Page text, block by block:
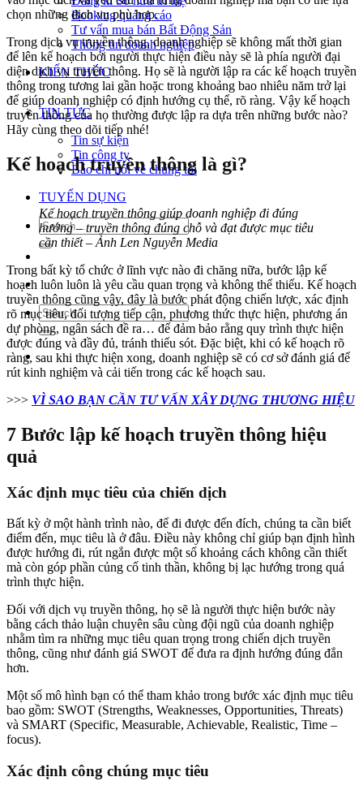
Booking quảng cáo
Tư vấn mua bán Bất Động Sản
Thông tin doanh nghiệp
KIẾN THỨC
TIN TỨC
Tin sự kiện
Tin công ty
Báo chí nói về chúng tôi
TUYỂN DỤNG
chọn những dịch vụ phù hợp.
Trong dịch vụ truyền thông, doanh nghiệp sẽ không mất thời gian
để lên kế hoạch bởi người thực hiện điều này sẽ là phía người đại
diện dịch vụ truyền thông. Họ sẽ là người lập ra các kế hoạch truyền
thông trong tương lai gần hoặc trong khoảng bao nhiêu năm trở lại
để giúp doanh nghiệp có định hướng cụ thể, rõ ràng. Vậy kế hoạch
truyền thông của họ thường được lập ra dựa trên những bước nào?
Hãy cùng theo dõi tiếp nhé!
Kế hoạch truyền thông là gì?
Kế hoạch truyền thông giúp doanh nghiệp đi đúng
hướng – truyền thông đúng chỗ và đạt được mục tiêu
cần thiết – Ảnh Len Nguyễn Media
Trong bất kỳ tổ chức ở lĩnh vực nào đi chăng nữa, bước lập kế
hoạch luôn luôn là yêu cầu quan trọng và không thể thiếu. Kế hoạch
truyền thông cũng vậy, đây là bước phát động chiến lược, xác định
rõ mục tiêu, đối tượng tiếp cận, phương thức thực hiện, phương án
dự phòng, ngân sách đề ra… để đảm bảo rằng quy trình thực hiện
được đúng và đầy đủ, tránh thiếu sót. Đặc biệt, khi có kế hoạch rõ
ràng, sau khi thực hiện xong, doanh nghiệp sẽ có cơ sở đánh giá để
rút kinh nghiệm và cải tiến trong các kế hoạch sau.
>>> VÌ SAO BẠN CẦN TƯ VẤN XÂY DỰNG THƯƠNG HIỆU
7 Bước lập kế hoạch truyền thông hiệu
quả
Xác định mục tiêu của chiến dịch
Bất kỳ ở một hành trình nào, để đi được đến đích, chúng ta cần biết
điểm đến, mục tiêu là ở đâu. Điều này không chỉ giúp bạn định hình
được hướng đi, rút ngắn được một số khoảng cách không cần thiết
mà còn góp phần củng cố tinh thần, không bị lạc hướng trong quá
trình thực hiện.
Đối với dịch vụ truyền thông, họ sẽ là người thực hiện bước này
bằng cách thảo luận chuyên sâu cùng đội ngũ của doanh nghiệp
nhằm tìm ra những mục tiêu quan trọng trong chiến dịch truyền
thông, cũng như đánh giá SWOT để đưa ra định hướng đúng đắn
hơn.
Một số mô hình bạn có thể tham khảo trong bước xác định mục tiêu
bao gồm: SWOT (Strengths, Weaknesses, Opportunities, Threats)
và SMART (Specific, Measurable, Achievable, Realistic, Time –
focus).
Xác định công chúng mục tiêu